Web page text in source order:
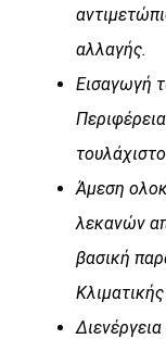
αλλαγής.
Εισαγωγή
Άμεση
λεκανών
βασική